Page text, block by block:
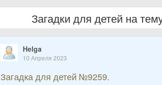
Загадки для детей на
Helga
10 Апреля 2023
Загадка для детей №9259.